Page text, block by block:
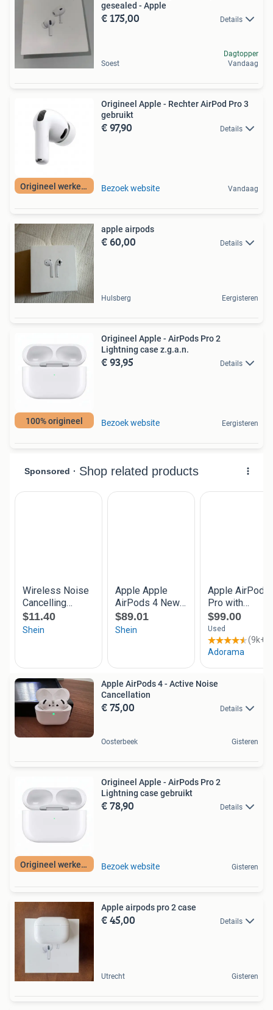
gesealed - Apple
€ 175,00 Details
Soest
Dagtopper
Vandaag
Origineel werkend
Origineel Apple - Rechter AirPod Pro 3
gebruikt
€ 97,90 Details
Bezoek website Vandaag
apple airpods
€ 60,00 Details
Hulsberg Eergisteren
100% origineel
Origineel Apple - AirPods Pro 2
Lightning case z.g.a.n.
€ 93,95 Details
Bezoek website Eergisteren
Apple AirPods 4 - Active Noise
Cancellation
€ 75,00 Details
Oosterbeek Gisteren
Origineel werkend
Origineel Apple - AirPods Pro 2
Lightning case gebruikt
€ 78,90 Details
Bezoek website Gisteren
Apple airpods pro 2 case
€ 45,00 Details
Utrecht Gisteren